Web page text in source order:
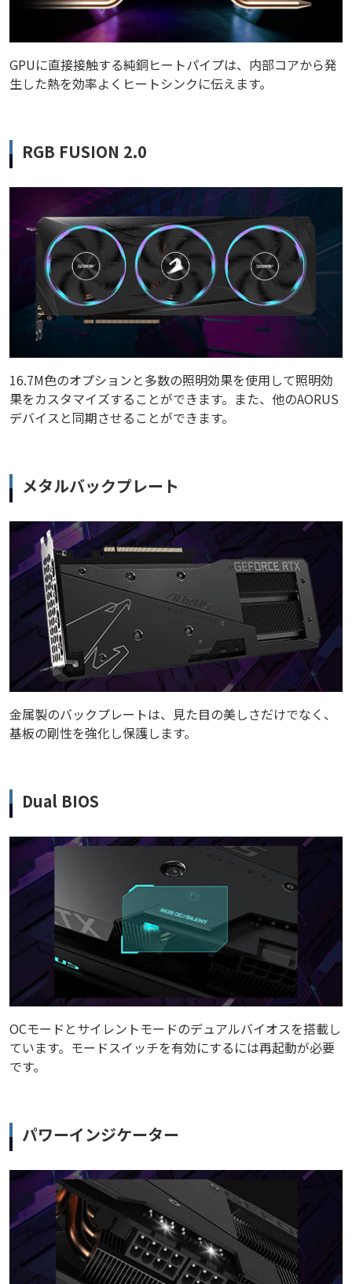
GPUに直接接触する純銅ヒートパイプは、内部コアから発
生した熱を効率よくヒートシンクに伝えます。
RGB FUSION 2.0
16.7M色のオプションと多数の照明効果を使用して照明効
果をカスタマイズすることができます。また、他のAORUS
デバイスと同期させることができます。
メタルバックプレート
金属製のバックプレートは、見た目の美しさだけでなく、
基板の剛性を強化し保護します。
Dual BIOS
OCモードとサイレントモードのデュアルバイオスを搭載し
ています。モードスイッチを有効にするには再起動が必要
です。
パワーインジケーター